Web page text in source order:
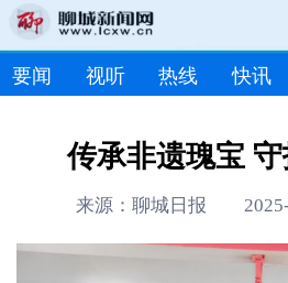
要闻 视听 热线 快讯
传承非遗瑰宝
来源：聊城日报 2025-